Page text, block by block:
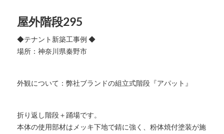
屋外階段295
◆テナント新築工事例 ◆
場所：神奈川県秦野市
外観について：弊社ブランドの組立式階段『アパット』
折り返し階段＋踊場です。
本体の使用部材はメッキ下地で錆に強く、粉体焼付塗装が施